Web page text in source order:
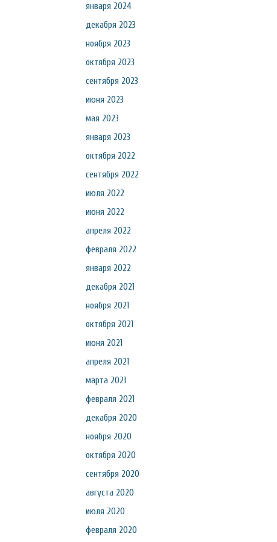
января 2024
декабря 2023
ноября 2023
октября 2023
сентября 2023
июня 2023
мая 2023
января 2023
октября 2022
сентября 2022
июля 2022
июня 2022
апреля 2022
февраля 2022
января 2022
декабря 2021
ноября 2021
октября 2021
июня 2021
апреля 2021
марта 2021
февраля 2021
декабря 2020
ноября 2020
октября 2020
сентября 2020
августа 2020
июля 2020
февраля 2020